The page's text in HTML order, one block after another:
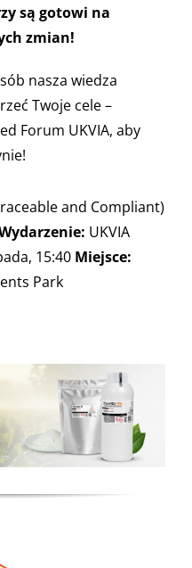
są gotowi na
zmian!
nasza wiedza
Twoje cele –
Forum UKVIA, aby
and Compliant)
UKVIA
15:40 Miejsce:
Park